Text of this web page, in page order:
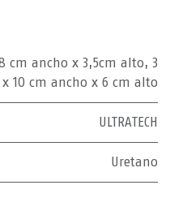
cm ancho x 3,5cm alto, 3
10 cm ancho x 6 cm alto
ULTRATECH
Uretano